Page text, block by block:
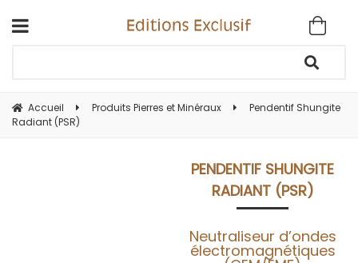
Accueil Produits Pierres et Minéraux
Pendentif Shungite
Radiant (PSR)
PENDENTIF SHUNGITE
RADIANT (PSR)
Neutraliseur d’ondes
électromagnétiques